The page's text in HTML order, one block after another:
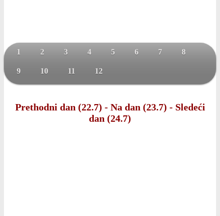
1 2 3 4 5 6 7 8
9 10 11 12
Prethodni dan (22.7) - Na dan (23.7) - Sledeći
dan (24.7)